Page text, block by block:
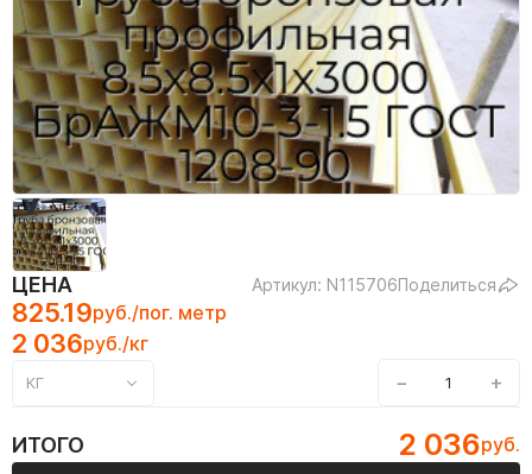
ЦЕНА Артикул: N115706Поделиться
825.19руб./пог. метр
2 036руб./кг
КГ − +
ИТОГО 2 036руб.